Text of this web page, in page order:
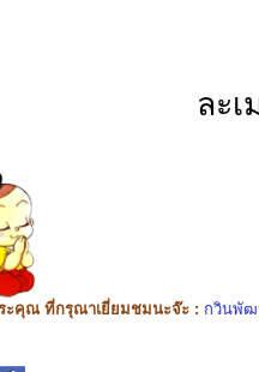
ละ
ะคุณ ที่กรุณาเยี่ยมชมนะจ๊ะ : กวินพั